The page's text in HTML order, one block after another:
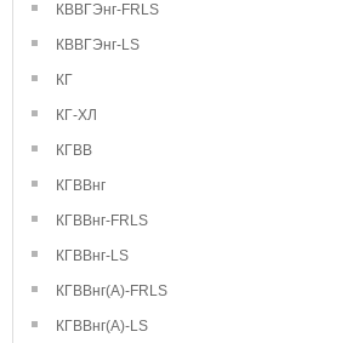
КВВГЭнг-FRLS
КВВГЭнг-LS
КГ
КГ-ХЛ
КГВВ
КГВВнг
КГВВнг-FRLS
КГВВнг-LS
КГВВнг(А)-FRLS
КГВВнг(А)-LS